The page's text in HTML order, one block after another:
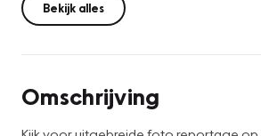
Bekijk alles
Omschrijving